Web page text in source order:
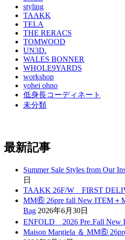
styling
TAAKK
TELA
THE RERACS
TOMWOOD
UN3D.
WALES BONNER
WHOLE9YARDS
workshop
yohei ohno
低身長コーディネート
未分類
最新記事
Summer Sale Styles from Our
日
TAAKK 26F/W FIRST
MM⑥ 26pre fall New ITEM＋
Bag 2026年6月30日
ENFOLD 2026 Pre₋Fall New
Maison Margiela ＆ MM⑥